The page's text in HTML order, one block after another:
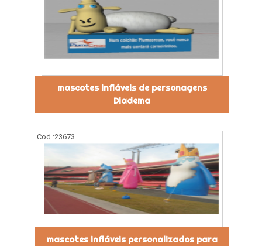
mascotes infláveis de personagens
Diadema
Cod.:23673
mascotes infláveis personalizados para